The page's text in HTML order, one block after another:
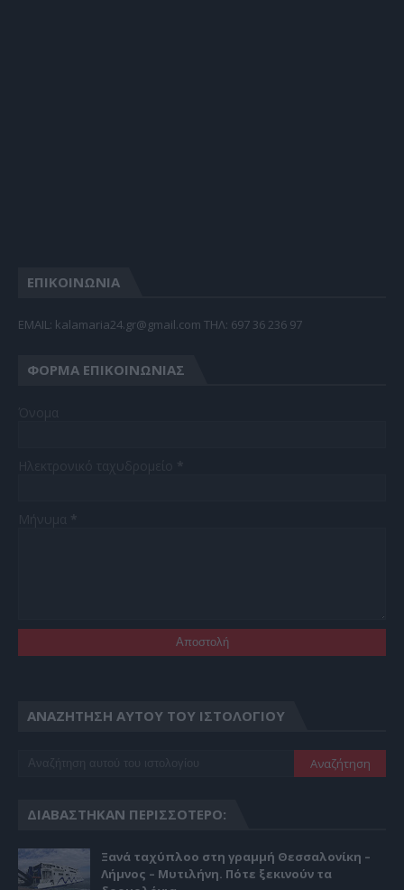
ΕΠΙΚΟΙΝΩΝΙΑ
EMAIL: kalamaria24.gr@gmail.com TΗΛ: 697 36 236 97
ΦΌΡΜΑ ΕΠΙΚΟΙΝΩΝΊΑΣ
ΑΝΑΖΉΤΗΣΗ ΑΥΤΟΎ ΤΟΥ ΙΣΤΟΛΟΓΊΟΥ
ΔΙΑΒΆΣΤΗΚΑΝ ΠΕΡΙΣΣΌΤΕΡΟ:
Ξανά ταχύπλοο στη γραμμή Θεσσαλονίκη –
Λήμνος – Μυτιλήνη. Πότε ξεκινούν τα